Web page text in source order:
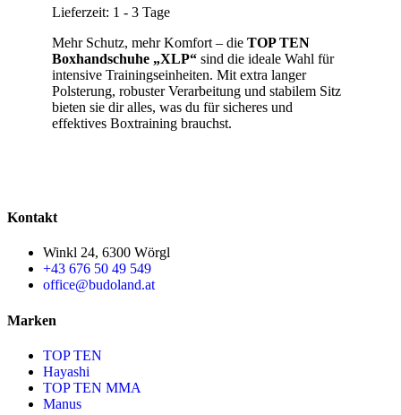
Lieferzeit: 1 - 3 Tage
Mehr Schutz, mehr Komfort – die TOP TEN
Boxhandschuhe „XLP“ sind die ideale Wahl für
intensive Trainingseinheiten. Mit extra langer
Polsterung, robuster Verarbeitung und stabilem Sitz
bieten sie dir alles, was du für sicheres und
effektives Boxtraining brauchst.
Kontakt
Winkl 24, 6300 Wörgl
+43 676 50 49 549
office@budoland.at
Marken
TOP TEN
Hayashi
TOP TEN MMA
Manus